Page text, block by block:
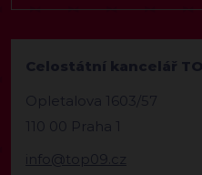
Celostátní kancelář
Opletalova 1603/57
110 00 Praha 1
info@top09.cz